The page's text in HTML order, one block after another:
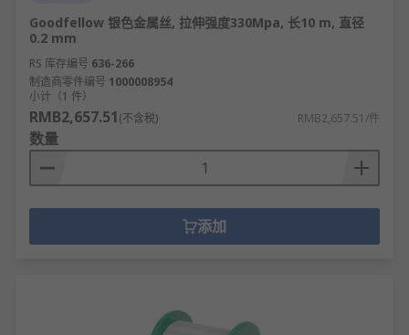
Goodfellow 银色金属丝, 拉伸强度330Mpa, 长10 m, 直径
0.2 mm
RS 库存编号 636-266
制造商零件编号 1000008954
小计（1 件）
RMB2,657.51(不含税) RMB2,657.51/件
数量
添加